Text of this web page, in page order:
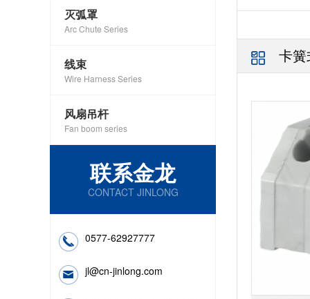
灭弧罩
Arc Chute Series
线束
Wire Harness Series
风扇吊杆
Fan boom series
联系金龙
CONTACT JINLONG
0577-62927777
jl@cn-jinlong.com
卡